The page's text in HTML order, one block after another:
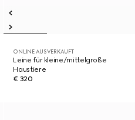
ONLINE AUSVERKAUFT
Leine für kleine/mittelgroße
Haustiere
€ 320